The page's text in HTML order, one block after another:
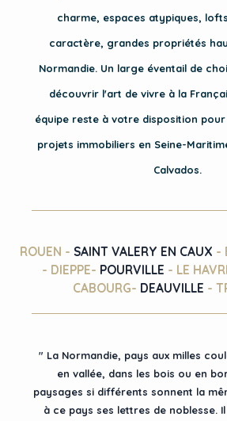
charme, espaces atypiques,
caractère, grandes propriétés
Normandie. Un large éventail de
découvrir l'art de vivre à la
équipe reste à votre disposition
projets immobiliers en Seine-
Calvados.
ROUEN - SAINT VALERY EN CAUX -
- DIEPPE- POURVILLE - LE
CABOURG- DEAUVILLE -
" La Normandie, pays aux milles
en vallée, dans les bois ou en
paysages si différents sonnent la
à ce pays ses lettres de noblesse.